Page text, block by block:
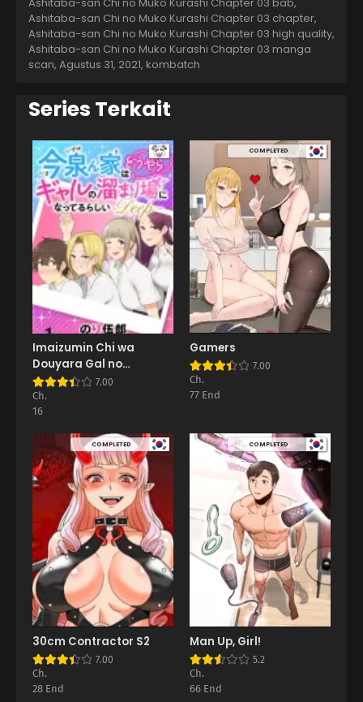
Ashitaba-san Chi no Muko Kurashi Chapter 03 chapter,
Ashitaba-san Chi no Muko Kurashi Chapter 03 high quality,
Ashitaba-san Chi no Muko Kurashi Chapter 03 manga
scan, Agustus 31, 2021, kombatch
Series Terkait
Imaizumin Chi wa
Douyara Gal no
Tamariba ni Natteru
Rashii~DEEP~
7.00
Ch.
16
COMPLETED
Gamers
7.00
Ch.
77 End
COMPLETED
30cm Contractor S2
7.00
Ch.
28 End
COMPLETED
Man Up, Girl!
5.2
Ch.
66 End